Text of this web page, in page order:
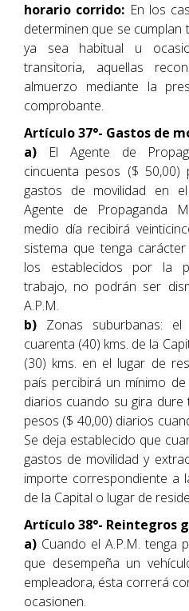
horario corrido: En los
determinen que se
ya sea habitual u
transitoria, aquellas
almuerzo mediante la
comprobante.
Artículo 37°- Gastos de
a) El Agente de
cincuenta pesos ($
gastos de movilidad en
Agente de Propaganda
medio día recibirá
sistema que tenga
los establecidos por la
trabajo, no podrán ser
A.P.M.
b) Zonas suburbanas:
cuarenta (40) kms. de la
(30) kms. en el lugar de
país percibirá un mínimo
diarios cuando su gira
pesos ($ 40,00) diarios
Se deja establecido que
gastos de movilidad y
importe correspondiente a
de la Capital o lugar de
Artículo 38°- Reintegros
a) Cuando el A.P.M. tenga
que desempeña un
empleadora, ésta correrá
ocasionen.